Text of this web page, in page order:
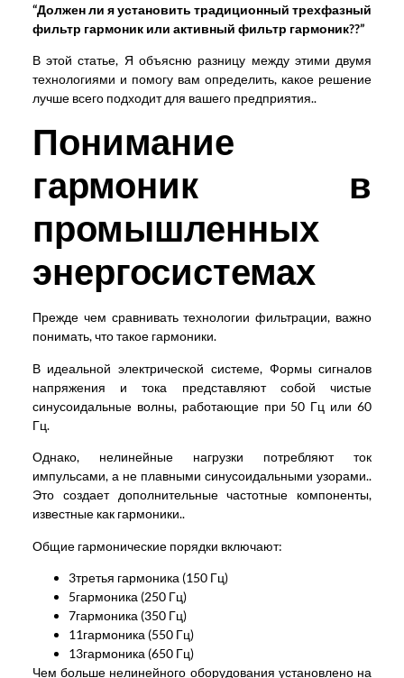
“Должен ли я установить традиционный трехфазный
фильтр гармоник или активный фильтр гармоник??”
В этой статье, Я объясню разницу между этими двумя
технологиями и помогу вам определить, какое решение
лучше всего подходит для вашего предприятия..
Понимание
гармоник в
промышленных
энергосистемах
Прежде чем сравнивать технологии фильтрации, важно
понимать, что такое гармоники.
В идеальной электрической системе, Формы сигналов
напряжения и тока представляют собой чистые
синусоидальные волны, работающие при 50 Гц или 60
Гц.
Однако, нелинейные нагрузки потребляют ток
импульсами, а не плавными синусоидальными узорами..
Это создает дополнительные частотные компоненты,
известные как гармоники..
Общие гармонические порядки включают:
3третья гармоника (150 Гц)
5гармоника (250 Гц)
7гармоника (350 Гц)
11гармоника (550 Гц)
13гармоника (650 Гц)
Чем больше нелинейного оборудования установлено на